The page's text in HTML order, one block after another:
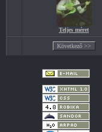
Teljes méret